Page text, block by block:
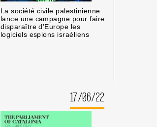
OU
CULTURELS
La société civile palestinienne
lance une campagne pour faire
disparaître d’Europe les
logiciels espions israéliens
17/06/22